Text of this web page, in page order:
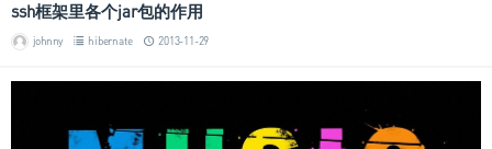
ssh框架里各个jar包的作用
johnny hibernate 2013-11-29